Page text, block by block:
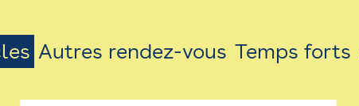
Autres rendez-vous Temps forts